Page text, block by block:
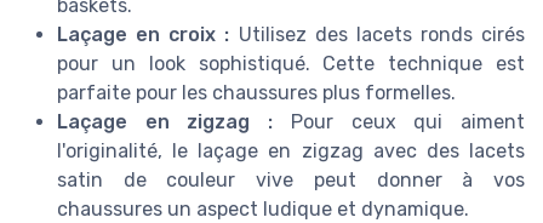
baskets.
Laçage en croix : Utilisez des lacets ronds cirés
pour un look sophistiqué. Cette technique est
parfaite pour les chaussures plus formelles.
Laçage en zigzag : Pour ceux qui aiment
l'originalité, le laçage en zigzag avec des lacets
satin de couleur vive peut donner à vos
chaussures un aspect ludique et dynamique.